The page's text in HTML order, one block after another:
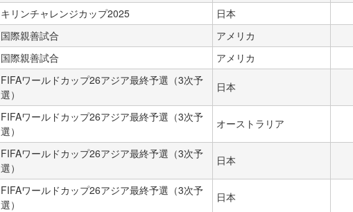
キリンチャレンジカップ2025 日本
国際親善試合 アメリカ
国際親善試合 アメリカ
FIFAワールドカップ26アジア最終予選（3次予
選）
日本
FIFAワールドカップ26アジア最終予選（3次予
選）
オーストラリア
FIFAワールドカップ26アジア最終予選（3次予
選）
日本
FIFAワールドカップ26アジア最終予選（3次予
選）
日本